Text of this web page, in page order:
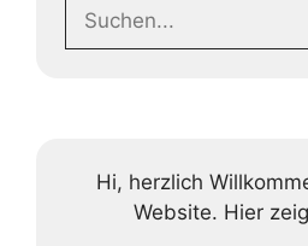
Hi, herzlich
Website. Hier